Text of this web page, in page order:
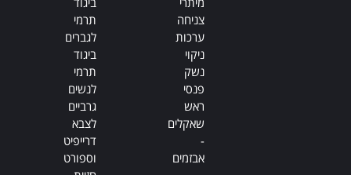
צניחה
ערכות
ניקוי
נשק
פנסי
ראש
שאקלים
-
אבזמים
תרמי
לגברים
ביגוד
תרמי
לנשים
גרביים
לצבא
דרייפיט
וספורט